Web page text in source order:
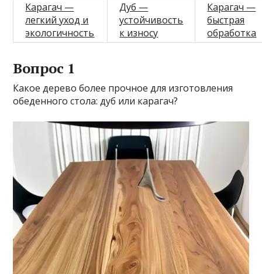
Карагач —
легкий уход и
экологичность
Дуб —
устойчивость
к износу
Карагач —
быстрая
обработка
Вопрос 1
Какое дерево более прочное для изготовления
обеденного стола: дуб или карагач?